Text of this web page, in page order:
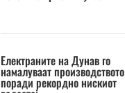
Електраните на Дунав го
намалуваат производството
поради рекордно нискиот